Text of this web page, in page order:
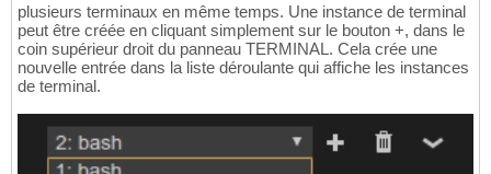
plusieurs terminaux en même temps. Une instance de terminal
peut être créée en cliquant simplement sur le bouton +, dans le
coin supérieur droit du panneau TERMINAL. Cela crée une
nouvelle entrée dans la liste déroulante qui affiche les instances
de terminal.